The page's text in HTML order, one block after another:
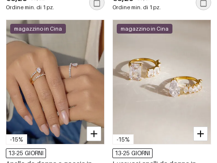
zirconi
Ordine min. di 1 pz.
oro, con zirconi.
Ordine min. di 1 pz.
-15%
magazzino in Cina
13-25 GIORNI
-15%
magazzino in Cina
13-25 GIORNI